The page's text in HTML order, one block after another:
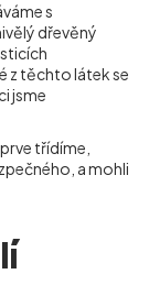
s
dřevěný
z těchto látek se
jsme
třídíme,
a mohli